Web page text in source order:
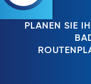
PLANEN SIE